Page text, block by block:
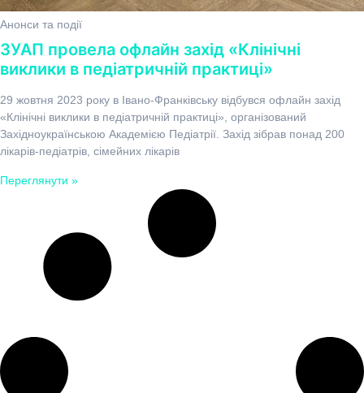
Анонси та події
ЗУАП провела офлайн захід «Клінічні
виклики в педіатричній практиці»
29 жовтня 2023 року в Івано-Франківську відбувся офлайн захід
«Клінічні виклики в педіатричній практиці», організований
Західноукраїнською Академією Педіатрії. Захід зібрав понад 200
лікарів-педіатрів, сімейних лікарів
Переглянути »